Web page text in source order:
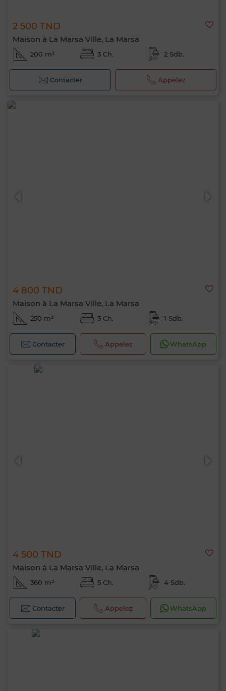
2 500 TND
Maison à La Marsa Ville, La Marsa
200 m² 3 Ch. 2 Sdb.
Contacter Appelez
4 800 TND
Maison à La Marsa Ville, La Marsa
250 m² 3 Ch. 1 Sdb.
Contacter Appelez WhatsApp
4 500 TND
Maison à La Marsa Ville, La Marsa
360 m² 5 Ch. 4 Sdb.
Contacter Appelez WhatsApp